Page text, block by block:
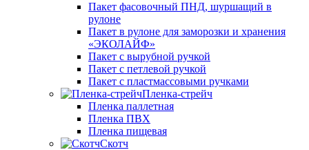
Пакет фасовочный ПНД, шуршащий в
рулоне
Пакет в рулоне для заморозки и хранения
«ЭКОЛАЙФ»
Пакет с вырубной ручкой
Пакет с петлевой ручкой
Пакет с пластмассовыми ручками
Пленка-стрейч
Пленка паллетная
Пленка ПВХ
Пленка пищевая
Скотч